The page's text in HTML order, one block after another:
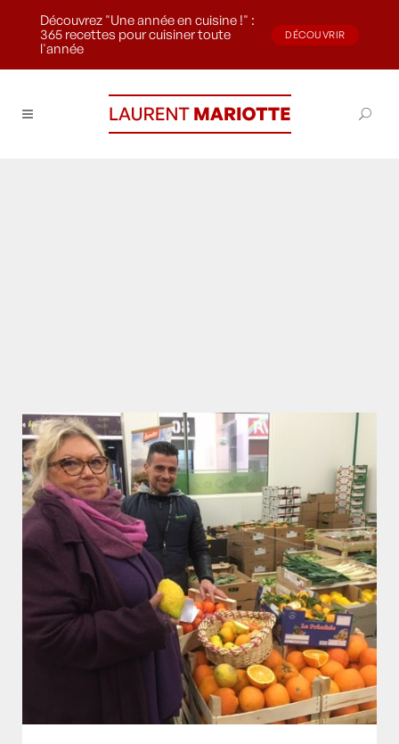
Découvrez "Une année en cuisine !" :
365 recettes pour cuisiner toute
l'année
DÉCOUVRIR